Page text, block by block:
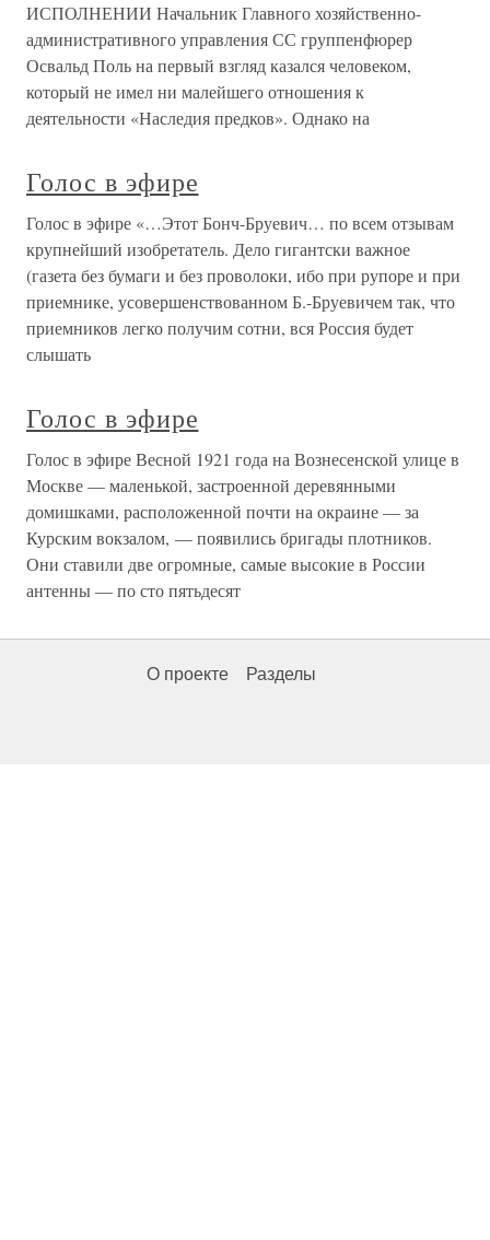
ИСПОЛНЕНИИ Начальник Главного хозяйственно-
административного управления СС группенфюрер
Освальд Поль на первый взгляд казался человеком,
который не имел ни малейшего отношения к
деятельности «Наследия предков». Однако на
Голос в эфире
Голос в эфире «…Этот Бонч-Бруевич… по всем отзывам
крупнейший изобретатель. Дело гигантски важное
(газета без бумаги и без проволоки, ибо при рупоре и при
приемнике, усовершенствованном Б.-Бруевичем так, что
приемников легко получим сотни, вся Россия будет
слышать
Голос в эфире
Голос в эфире Весной 1921 года на Вознесенской улице в
Москве — маленькой, застроенной деревянными
домишками, расположенной почти на окраине — за
Курским вокзалом, — появились бригады плотников.
Они ставили две огромные, самые высокие в России
антенны — по сто пятьдесят
О проекте Разделы